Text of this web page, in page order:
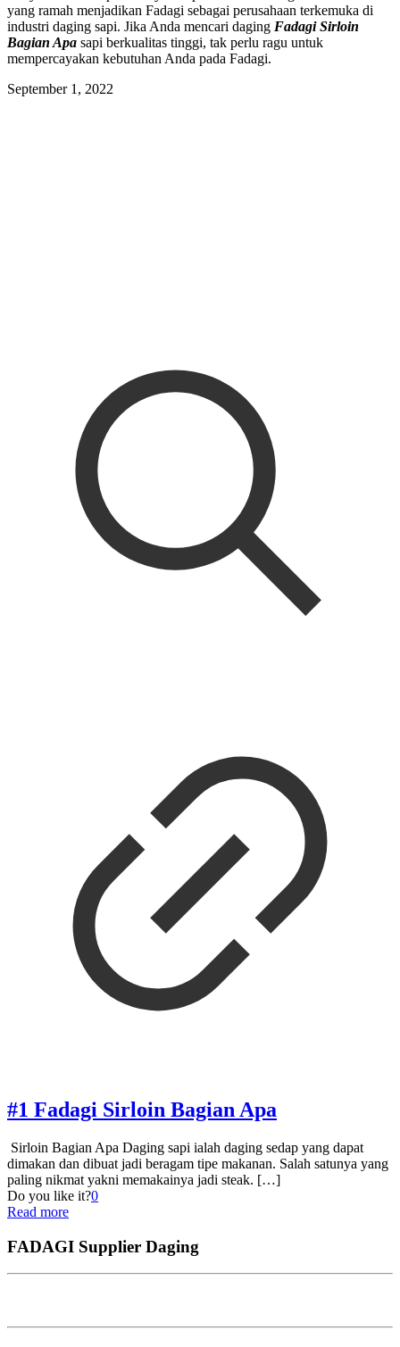
yang ramah menjadikan Fadagi sebagai perusahaan terkemuka di
industri daging sapi. Jika Anda mencari daging Fadagi Sirloin
Bagian Apa sapi berkualitas tinggi, tak perlu ragu untuk
mempercayakan kebutuhan Anda pada Fadagi.
September 1, 2022
#1 Fadagi Sirloin Bagian Apa
Sirloin Bagian Apa Daging sapi ialah daging sedap yang dapat
dimakan dan dibuat jadi beragam tipe makanan. Salah satunya yang
paling nikmat yakni memakainya jadi steak. […]
Do you like it?0
Read more
FADAGI Supplier Daging